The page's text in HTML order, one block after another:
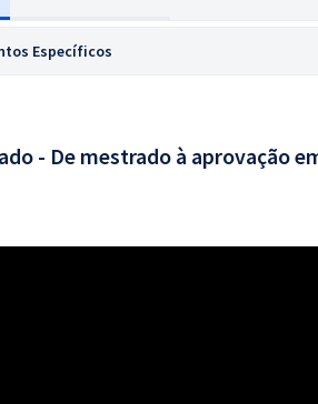
Específicos
- De mestrado à aprovação